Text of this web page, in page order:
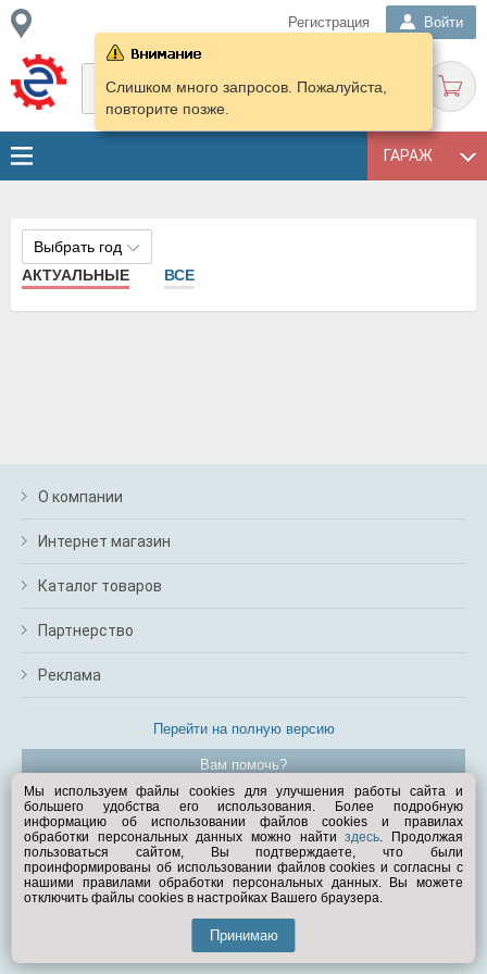
Регистрация Войти
ГАРАЖ
Слишком много запросов. Пожалуйста,
повторите позже.
Выбрать год
АКТУАЛЬНЫЕ
ВСЕ
О компании
Интернет магазин
Каталог товаров
Партнерство
Реклама
Перейти на полную версию
Вам помочь?
© Exist.ru 1998—2026
Мы используем файлы cookies для улучшения работы сайта и
большего удобства его использования. Более подробную
информацию об использовании файлов cookies и правилах
обработки персональных данных можно найтиздесь. Продолжая
пользоваться сайтом, Вы подтверждаете, что были
проинформированы об использовании файлов cookies и согласны с
нашими правилами обработки персональных данных. Вы можете
отключить файлы cookies в настройках Вашего браузера.
Принимаю